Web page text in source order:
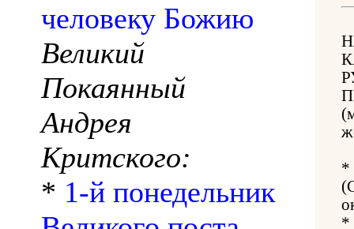
человеку Божию
Великий
Покаянный
Андрея
Критского:
* 1-й понедельник
*
*